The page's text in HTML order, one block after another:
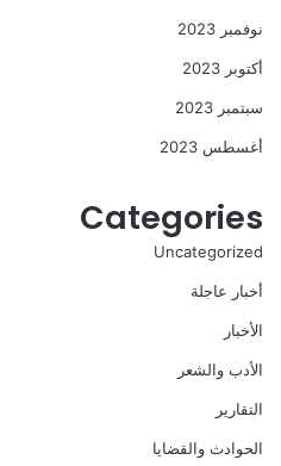
نوفمبر 2023
أكتوبر 2023
سبتمبر 2023
أغسطس 2023
Categories
Uncategorized
أخبار عاجلة
الأخبار
الأدب والشعر
التقارير
الحوادث والقضايا